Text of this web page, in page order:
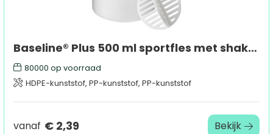
Baseline® Plus 500 ml sportfles met shaker bal
80000 op voorraad
HDPE-kunststof, PP-kunststof, PP-kunststof
vanaf € 2,39 Bekijk